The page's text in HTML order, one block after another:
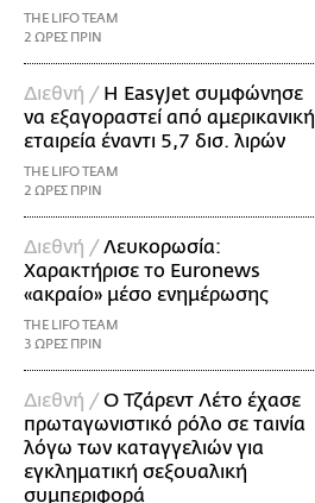
THE LIFO TEAM
2 ΩΡΕΣ ΠΡΙΝ
Διεθνή / Η EasyJet συμφώνησε
να εξαγοραστεί από αμερικανική
εταιρεία έναντι 5,7 δισ. λιρών
THE LIFO TEAM
2 ΩΡΕΣ ΠΡΙΝ
Διεθνή /Λευκορωσία:
Χαρακτήρισε το Euronews
«ακραίο» μέσο ενημέρωσης
THE LIFO TEAM
3 ΩΡΕΣ ΠΡΙΝ
Διεθνή /Ο Τζάρεντ Λέτο έχασε
πρωταγωνιστικό ρόλο σε ταινία
λόγω των καταγγελιών για
εγκληματική σεξουαλική
συμπεριφορά